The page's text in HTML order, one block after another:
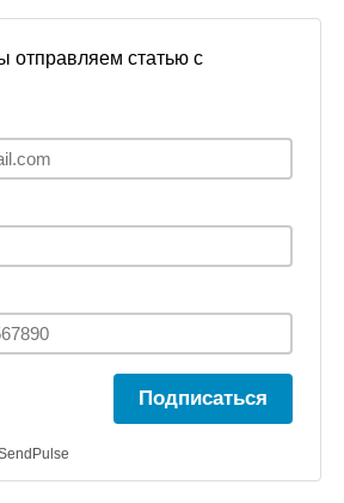
отправляем статью с
Подписаться